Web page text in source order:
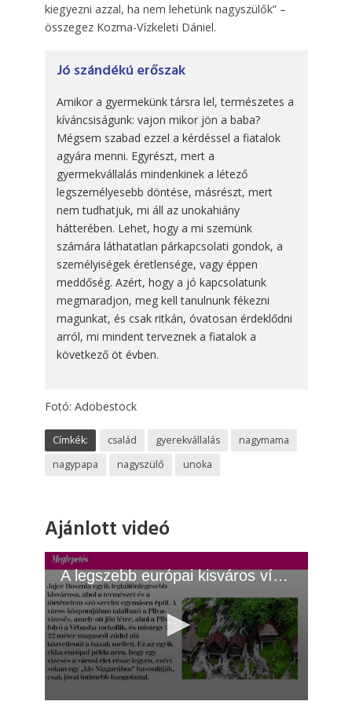
kiegyezni azzal, ha nem lehetünk nagyszülők” –
összegez Kozma-Vízkeleti Dániel.
Jó szándékú erőszak
Amikor a gyermekünk társra lel, természetes a
kíváncsiságunk: vajon mikor jön a baba?
Mégsem szabad ezzel a kérdéssel a fiatalok
agyára menni. Egyrészt, mert a
gyermekvállalás mindenkinek a létező
legszemélyesebb döntése, másrészt, mert
nem tudhatjuk, mi áll az unokahiány
hátterében. Lehet, hogy a mi szemünk
számára láthatatlan párkapcsolati gondok, a
személyiségek éretlensége, vagy éppen
meddőség. Azért, hogy a jó kapcsolatunk
megmaradjon, meg kell tanulnunk fékezni
magunkat, és csak ritkán, óvatosan érdeklődni
arról, mi mindent terveznek a fiatalok a
következő öt évben.
Fotó: Adobestock
Címkék: család gyerekvállalás
nagymama
nagypapa
nagyszülő unoka
Ajánlott videó
A legszebb európai kisváros vízeséssel